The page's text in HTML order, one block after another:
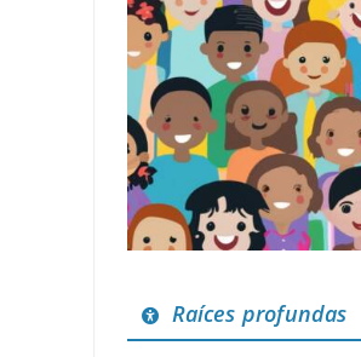
Raíces profundas